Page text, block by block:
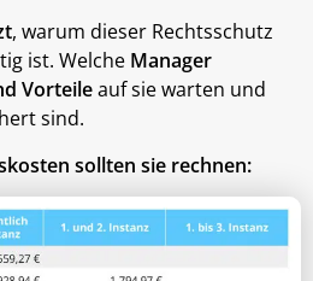
, warum dieser Rechtsschutz
ist. Welche Manager
Vorteileauf sie warten und
sind.
sollten sie rechnen: